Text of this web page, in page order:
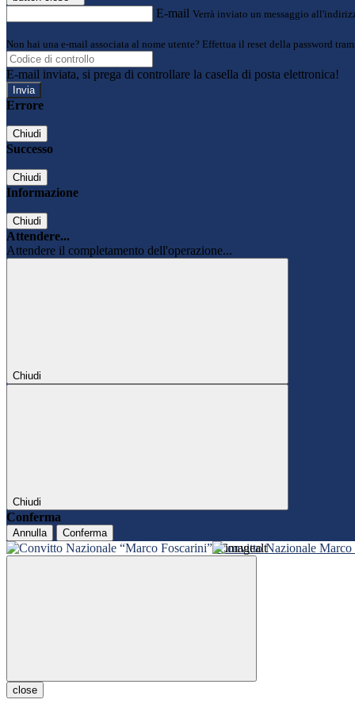
E-mail Verrà inviato un messaggio
Non hai una e-mail associata al nome utente? Effettua il reset della password
E-mail inviata, si prega di controllare la casella di posta elettronica!
Errore
Chiudi
Successo
Chiudi
Informazione
Chiudi
Attendere...
Attendere il completamento dell'operazione...
Chiudi
Chiudi
Conferma
Annulla Conferma
Convitto Nazionale Marco
close